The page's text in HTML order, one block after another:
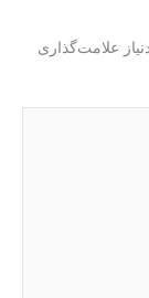
علامت‌گذاری